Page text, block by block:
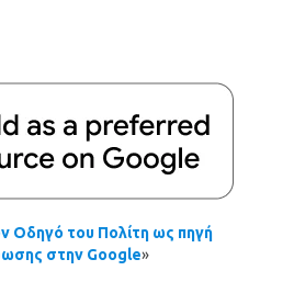
Οδηγό του Πολίτη ως πηγή
στην Google»